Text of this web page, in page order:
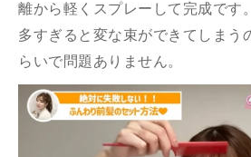
離から軽くスプレーして完成です
多すぎると変な束ができてしまう
らいで問題ありません。